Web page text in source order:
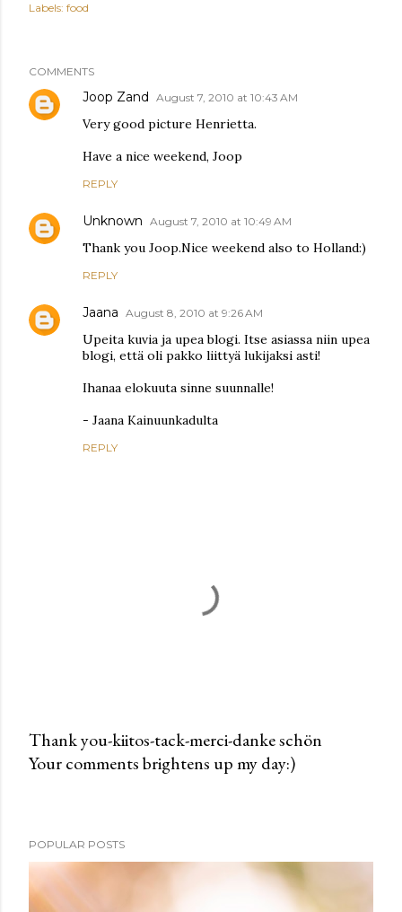
Labels: food
COMMENTS
Joop Zand August 7, 2010 at 10:43 AM
Very good picture Henrietta.
Have a nice weekend, Joop
REPLY
Unknown August 7, 2010 at 10:49 AM
Thank you Joop.Nice weekend also to Holland:)
REPLY
Jaana August 8, 2010 at 9:26 AM
Upeita kuvia ja upea blogi. Itse asiassa niin upea
blogi, että oli pakko liittyä lukijaksi asti!
Ihanaa elokuuta sinne suunnalle!
- Jaana Kainuunkadulta
REPLY
P
a
C
o
Thank you-kiitos-tack-merci-danke schön
Your comments brightens up my day:)
POPULAR POSTS